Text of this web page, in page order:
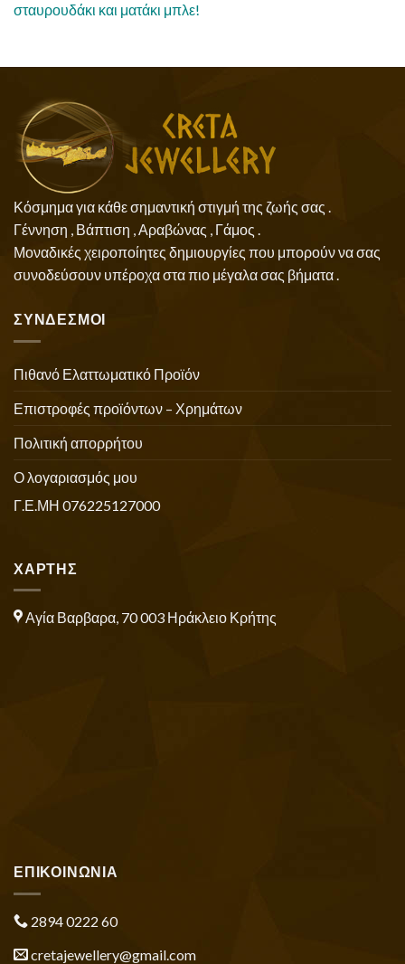
σταυρουδάκι και ματάκι μπλε!
Κόσμημα για κάθε σημαντική στιγμή της ζωής σας .
Γέννηση , Βάπτιση , Αραβώνας , Γάμος .
Μοναδικές χειροποίητες δημιουργίες που μπορούν να σας
συνοδεύσουν υπέροχα στα πιο μέγαλα σας βήματα .
ΣΥΝΔΕΣΜΟΙ
Πιθανό Ελαττωματικό Προϊόν
Επιστροφές προϊόντων – Χρημάτων
Πολιτική απορρήτου
Ο λογαριασμός μου
Γ.Ε.ΜΗ 076225127000
ΧΑΡΤΗΣ
Αγία Βαρβαρα, 70 003 Ηράκλειο Κρήτης
ΕΠΙΚΟΙΝΩΝΙΑ
2894 0222 60
cretajewellery@gmail.com